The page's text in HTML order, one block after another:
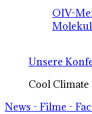
OIV-
Unsere
Cool
News - Filme -